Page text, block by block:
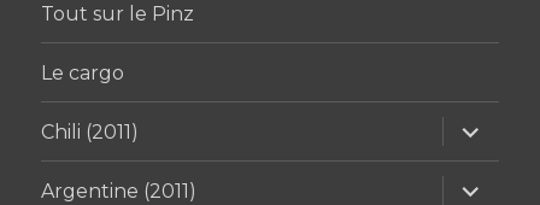
Tout sur le Pinz
Le cargo
Chili (2011)
ouvrir
le
sous-
menu
Argentine (2011)
ouvrir